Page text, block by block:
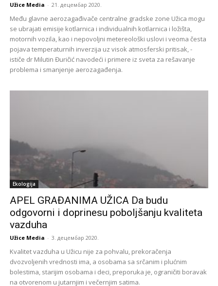
Užice Media - 21. децембар 2020.
Među glavne aerozagađivače centralne gradske zone Užica mogu
se ubrajati emisije kotlarnica i individualnih kotlarnica i ložišta,
motornih vozila, kao i nepovoljni metereološki uslovi i veoma česta
pojava temperaturnih inverzija uz visok atmosferski pritisak, -
ističe dr Milutin Đuričić navodeći i primere iz sveta za rešavanje
problema i smanjenje aerozagađenja.
Ekologija
APEL GRAĐANIMA UŽICA Da budu
odgovorni i doprinesu poboljšanju kvaliteta
vazduha
Užice Media - 3. децембар 2020.
Kvalitet vazduha u Užicu nije za pohvalu, prekoračenja
dvozvoljenih vrednosti ima, a osobama sa srčanim i plućnim
bolestima, starijim osobama i deci, preporuka je, ograničiti boravak
na otvorenom u jutarnjim i večernjim satima.